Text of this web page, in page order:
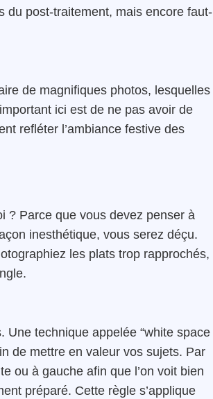
du post-traitement, mais encore faut-
de magnifiques photos, lesquelles
ici est de ne pas avoir de
refléter l’ambiance festive des
? Parce que vous devez penser à
inesthétique, vous serez déçu.
les plats trop rapprochés,
Une technique appelée “white space
de mettre en valeur vos sujets. Par
ou à gauche afin que l’on voit bien
préparé. Cette règle s’applique